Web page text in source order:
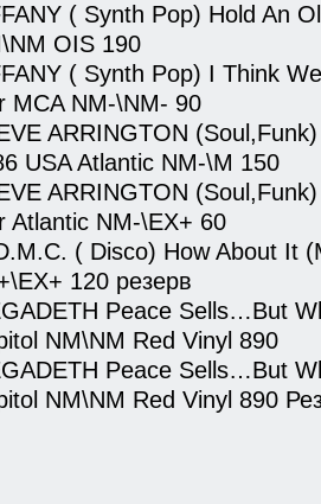
( Synth Pop) Hold An
OIS 190
( Synth Pop) I Think
MCA NM-\NM- 90
ARRINGTON
USA Atlantic NM-\M 150
ARRINGTON
Atlantic NM-\EX+ 60
( Disco) How About It
120 резерв
Peace Sells…But
NM\NM Red Vinyl 890
Peace Sells…But
NM\NM Red Vinyl 890